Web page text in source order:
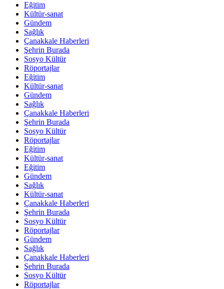
Eğitim
Kültür-sanat
Gündem
Sağlık
Çanakkale Haberleri
Şehrin Burada
Sosyo Kültür
Röportajlar
Eğitim
Kültür-sanat
Gündem
Sağlık
Çanakkale Haberleri
Şehrin Burada
Sosyo Kültür
Röportajlar
Eğitim
Kültür-sanat
Eğitim
Gündem
Sağlık
Kültür-sanat
Çanakkale Haberleri
Şehrin Burada
Sosyo Kültür
Röportajlar
Gündem
Sağlık
Çanakkale Haberleri
Şehrin Burada
Sosyo Kültür
Röportajlar